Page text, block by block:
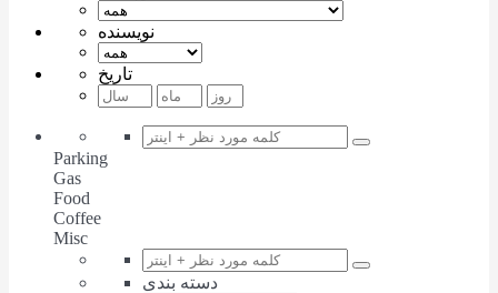
نویسنده
تاریخ
Parking
Gas
Food
Coffee
Misc
دسته بندی